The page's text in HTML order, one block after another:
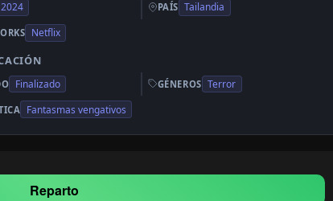
2024 PAÍS Tailandia
Netflix
Finalizado GÉNEROS Terror
Fantasmas vengativos
Reparto